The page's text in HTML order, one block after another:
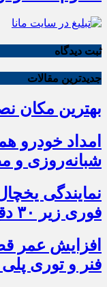
ثبت دیدگاه
جدیدترین مقالات
بهترین مکان
امداد خودرو
شبانه‌روزی و
نمایندگی
فوری زیر ۳۰ دقیقه
افزایش عمر
فنر و توری پلی